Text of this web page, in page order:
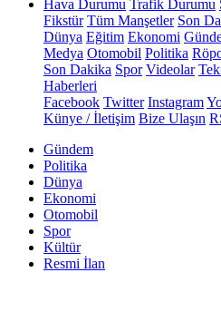
Hava Durumu Trafik Durumu
Fikstür Tüm Manşetler Son
Dünya Eğitim Ekonomi
Medya Otomobil Politika
Son Dakika Spor Videolar
Haberleri
Facebook Twitter Instagram
Künye / İletişim Bize Ulaşın
Gündem
Politika
Dünya
Ekonomi
Otomobil
Spor
Kültür
Resmi İlan